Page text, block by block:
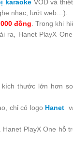
karaokeVOD và
nhạc, lướt web…).
đồng. Trong khi
ra, Hanet PlayX
kích thước lớn hơn
chỉ có logo Hanet
PlayX One hỗ